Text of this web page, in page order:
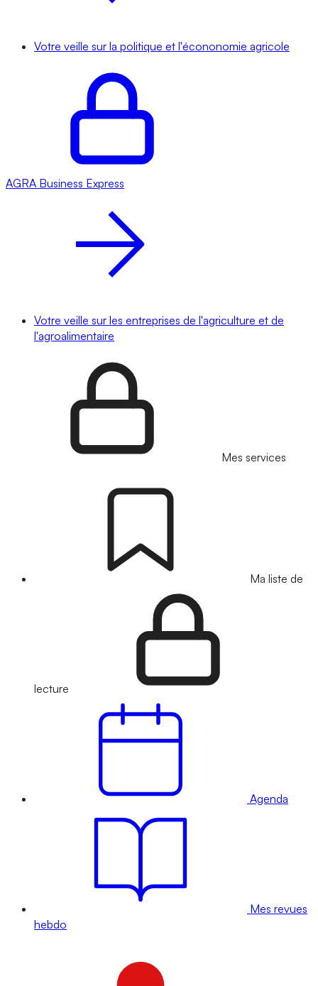
Votre veille sur la politique et l'écononomie agricole
AGRA Business Express
Votre veille sur les entreprises de l'agriculture et de
l'agroalimentaire
Mes services
Ma liste de
lecture
Agenda
Mes revues
hebdo